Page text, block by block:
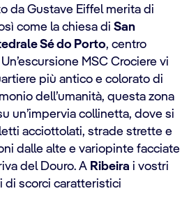
da Gustave Eiffel merita di
come la chiesa di San
Sé do Porto, centro
MSC Crociere vi
più antico e colorato di
dell’umanità, questa zona
un’impervia collinetta, dove si
acciottolati, strade strette e
dalle alte e variopinte facciate
del Douro. A Ribeira i vostri
di scorci caratteristici